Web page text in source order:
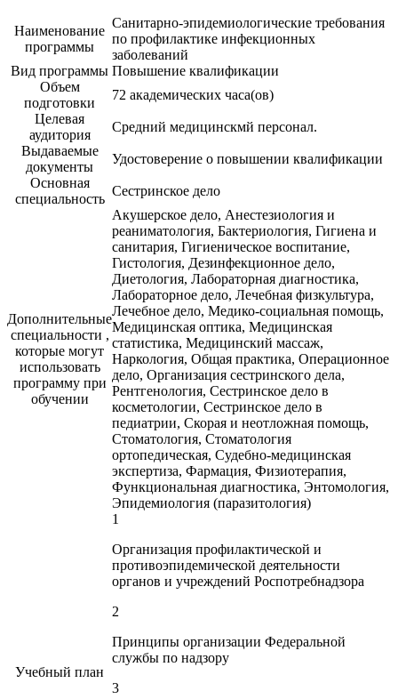
Наименование
программы
Санитарно-эпидемиологические требования
по профилактике инфекционных
заболеваний
Вид программы Повышение квалификации
Объем
подготовки
72 академических часа(ов)
Целевая
аудитория
Средний медицинскмй персонал.
Выдаваемые
документы
Удостоверение о повышении квалификации
Основная
специальность
Сестринское дело
Дополнительные
специальности ,
которые могут
использовать
программу при
обучении
Акушерское дело, Анестезиология и
реаниматология, Бактериология, Гигиена и
санитария, Гигиеническое воспитание,
Гистология, Дезинфекционное дело,
Диетология, Лабораторная диагностика,
Лабораторное дело, Лечебная физкультура,
Лечебное дело, Медико-социальная помощь,
Медицинская оптика, Медицинская
статистика, Медицинский массаж,
Наркология, Общая практика, Операционное
дело, Организация сестринского дела,
Рентгенология, Сестринское дело в
косметологии, Сестринское дело в
педиатрии, Скорая и неотложная помощь,
Стоматология, Стоматология
ортопедическая, Судебно-медицинская
экспертиза, Фармация, Физиотерапия,
Функциональная диагностика, Энтомология,
Эпидемиология (паразитология)
Учебный план
1
Организация профилактической и
противоэпидемической деятельности
органов и учреждений Роспотребнадзора
2
Принципы организации Федеральной
службы по надзору
3